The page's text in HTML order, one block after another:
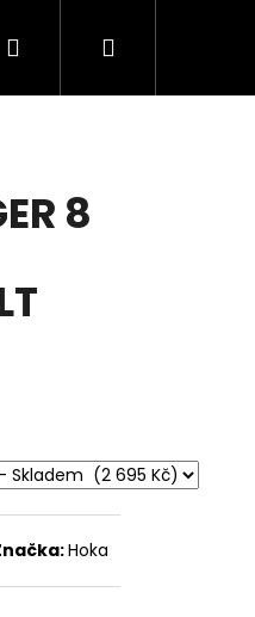
PřihlášeníNákupní
8
Hoka